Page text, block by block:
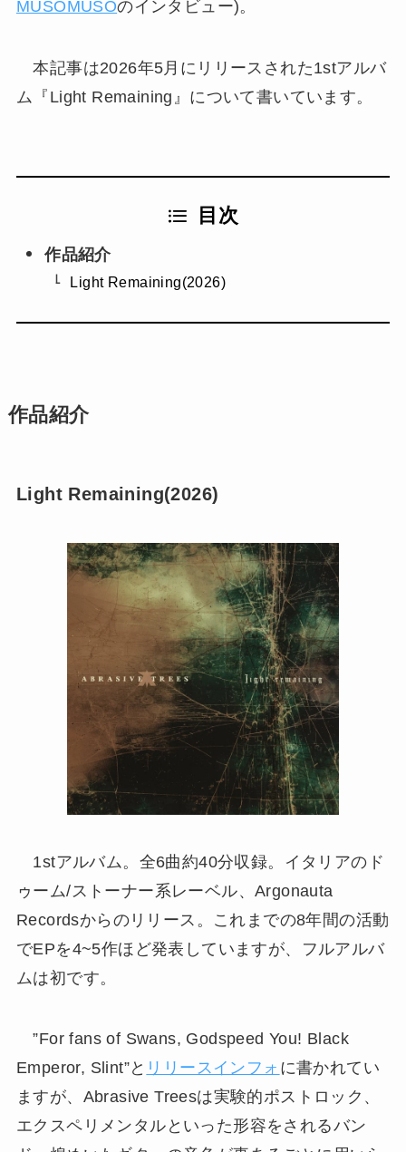
MUSOMUSOのインタビュー)。
本記事は2026年5月にリリースされた1stアルバ
ム『Light Remaining』について書いています。
目次
作品紹介
Light Remaining(2026)
作品紹介
Light Remaining(2026)
1stアルバム。全6曲約40分収録。イタリアのド
ゥーム/ストーナー系レーベル、Argonauta
Recordsからのリリース。これまでの8年間の活動
でEPを4~5作ほど発表していますが、フルアルバ
ムは初です。
”For fans of Swans, Godspeed You! Black
Emperor, Slint”と リリースインフォ に書かれてい
ますが、Abrasive Treesは実験的ポストロック、
エクスペリメンタルといった形容をされるバン